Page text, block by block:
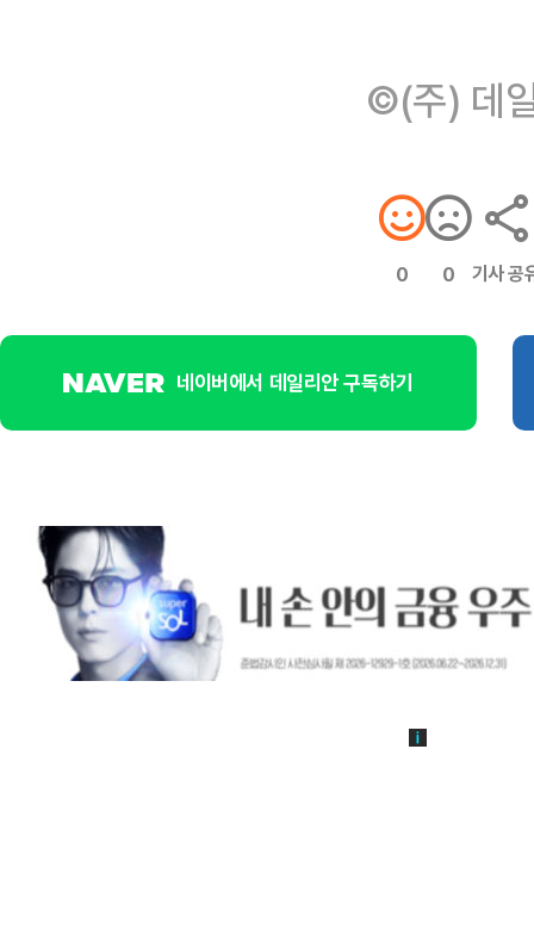
©(주) 데
0 0 기사 공
네이버에서 데일리안 구독하기